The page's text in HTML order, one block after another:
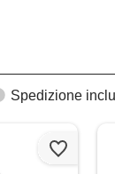
Spedizione